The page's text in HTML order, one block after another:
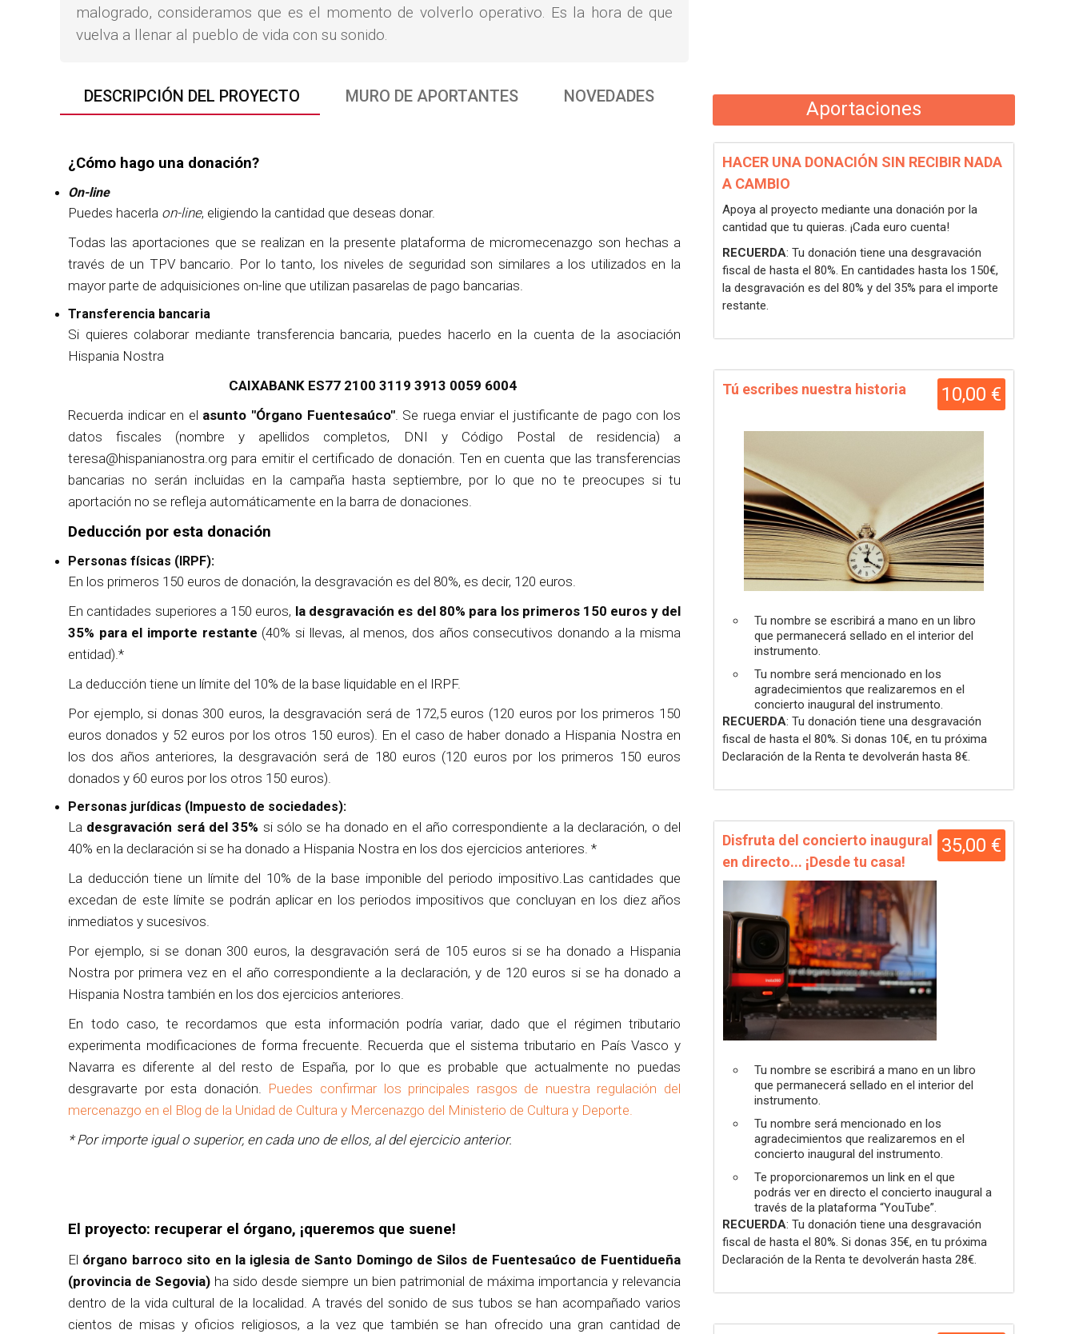
malogrado, consideramos que es el momento de volverlo operativo. Es la hora de que
vuelva a llenar al pueblo de vida con su sonido.
DESCRIPCIÓN DEL PROYECTO MURO DE APORTANTES NOVEDADES
¿Cómo hago una donación?
On-line
Puedes hacerla on-line, eligiendo la cantidad que deseas donar.
Todas las aportaciones que se realizan en la presente plataforma de micromecenazgo son hechas a
través de un TPV bancario. Por lo tanto, los niveles de seguridad son similares a los utilizados en la
mayor parte de adquisiciones on-line que utilizan pasarelas de pago bancarias.
Transferencia bancaria
Si quieres colaborar mediante transferencia bancaria, puedes hacerlo en la cuenta de la asociación
Hispania Nostra
CAIXABANK ES77 2100 3119 3913 0059 6004
Recuerda indicar en el asunto "Órgano Fuentesaúco". Se ruega enviar el justificante de pago con los
datos fiscales (nombre y apellidos completos, DNI y Código Postal de residencia) a
teresa@hispanianostra.org para emitir el certificado de donación. Ten en cuenta que las transferencias
bancarias no serán incluidas en la campaña hasta septiembre, por lo que no te preocupes si tu
aportación no se refleja automáticamente en la barra de donaciones.
Deducción por esta donación
Personas físicas (IRPF):
En los primeros 150 euros de donación, la desgravación es del 80%, es decir, 120 euros.
En cantidades superiores a 150 euros, la desgravación es del 80% para los primeros 150 euros y del
35% para el importe restante (40% si llevas, al menos, dos años consecutivos donando a la misma
entidad).*
La deducción tiene un límite del 10% de la base liquidable en el IRPF.
Por ejemplo, si donas 300 euros, la desgravación será de 172,5 euros (120 euros por los primeros 150
euros donados y 52 euros por los otros 150 euros). En el caso de haber donado a Hispania Nostra en
los dos años anteriores, la desgravación será de 180 euros (120 euros por los primeros 150 euros
donados y 60 euros por los otros 150 euros).
Personas jurídicas (Impuesto de sociedades):
La desgravación será del 35% si sólo se ha donado en el año correspondiente a la declaración, o del
40% en la declaración si se ha donado a Hispania Nostra en los dos ejercicios anteriores. *
La deducción tiene un límite del 10% de la base imponible del periodo impositivo.Las cantidades que
excedan de este límite se podrán aplicar en los periodos impositivos que concluyan en los diez años
inmediatos y sucesivos.
Por ejemplo, si se donan 300 euros, la desgravación será de 105 euros si se ha donado a Hispania
Nostra por primera vez en el año correspondiente a la declaración, y de 120 euros si se ha donado a
Hispania Nostra también en los dos ejercicios anteriores.
En todo caso, te recordamos que esta información podría variar, dado que el régimen tributario
experimenta modificaciones de forma frecuente. Recuerda que el sistema tributario en País Vasco y
Navarra es diferente al del resto de España, por lo que es probable que actualmente no puedas
desgravarte por esta donación. Puedes confirmar los principales rasgos de nuestra regulación del
mercenazgo en el Blog de la Unidad de Cultura y Mercenazgo del Ministerio de Cultura y Deporte.
* Por importe igual o superior, en cada uno de ellos, al del ejercicio anterior.
El proyecto: recuperar el órgano, ¡queremos que suene!
El órgano barroco sito en la iglesia de Santo Domingo de Silos de Fuentesaúco de Fuentidueña
(provincia de Segovia) ha sido desde siempre un bien patrimonial de máxima importancia y relevancia
dentro de la vida cultural de la localidad. A través del sonido de sus tubos se han acompañado varios
cientos de misas y oficios religiosos, a la vez que también se han ofrecido una gran cantidad de
Aportaciones
HACER UNA DONACIÓN SIN RECIBIR NADA
A CAMBIO
Apoya al proyecto mediante una donación por la
cantidad que tu quieras. ¡Cada euro cuenta!
RECUERDA: Tu donación tiene una desgravación
fiscal de hasta el 80%. En cantidades hasta los 150€,
la desgravación es del 80% y del 35% para el importe
restante.
10,00 €
Tú escribes nuestra historia
Tu nombre se escribirá a mano en un libro
que permanecerá sellado en el interior del
instrumento.
Tu nombre será mencionado en los
agradecimientos que realizaremos en el
concierto inaugural del instrumento.
RECUERDA: Tu donación tiene una desgravación
fiscal de hasta el 80%. Si donas 10€, en tu próxima
Declaración de la Renta te devolverán hasta 8€.
35,00 €
Disfruta del concierto inaugural
en directo... ¡Desde tu casa!
Tu nombre se escribirá a mano en un libro
que permanecerá sellado en el interior del
instrumento.
Tu nombre será mencionado en los
agradecimientos que realizaremos en el
concierto inaugural del instrumento.
Te proporcionaremos un link en el que
podrás ver en directo el concierto inaugural a
través de la plataforma “YouTube”.
RECUERDA: Tu donación tiene una desgravación
fiscal de hasta el 80%. Si donas 35€, en tu próxima
Declaración de la Renta te devolverán hasta 28€.